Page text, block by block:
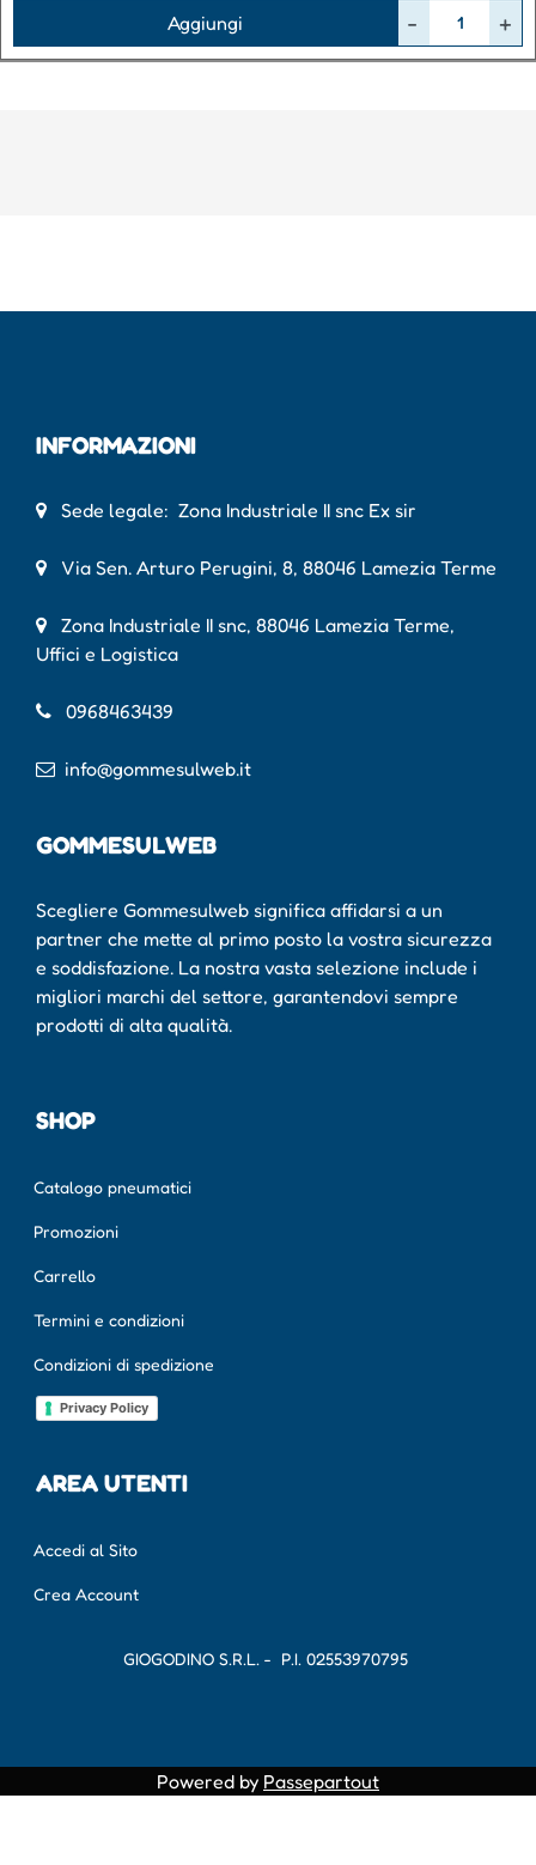
Aggiungi
INFORMAZIONI
Sede legale: Zona Industriale II snc Ex sir
Via Sen. Arturo Perugini, 8, 88046 Lamezia Terme
Zona Industriale II snc, 88046 Lamezia Terme,
Uffici e Logistica
0968463439
info@gommesulweb.it
GOMMESULWEB
Scegliere Gommesulweb significa affidarsi a un
partner che mette al primo posto la vostra sicurezza
e soddisfazione. La nostra vasta selezione include i
migliori marchi del settore, garantendovi sempre
prodotti di alta qualità.
SHOP
Catalogo pneumatici
Promozioni
Carrello
Termini e condizioni
Condizioni di spedizione
Privacy Policy
AREA UTENTI
Accedi al Sito
Crea Account
GIOGODINO S.R.L. - P.I. 02553970795
Powered by Passepartout